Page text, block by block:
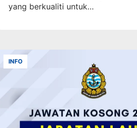
yang berkualiti untuk…
INFO